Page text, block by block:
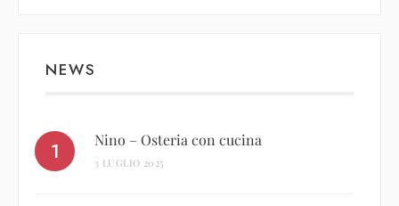
NEWS
Nino – Osteria con cucina
3 LUGLIO 2025